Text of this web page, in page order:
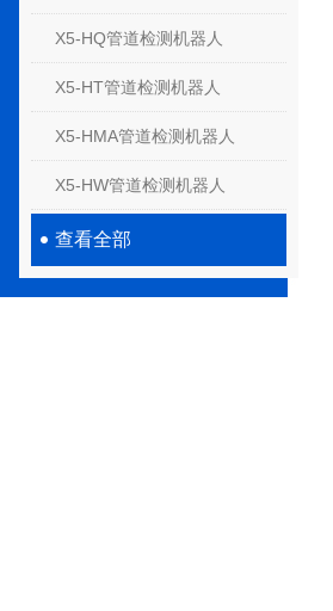
X5-HQ管道检测机器人
X5-HT管道检测机器人
X5-HMA管道检测机器人
X5-HW管道检测机器人
查看全部